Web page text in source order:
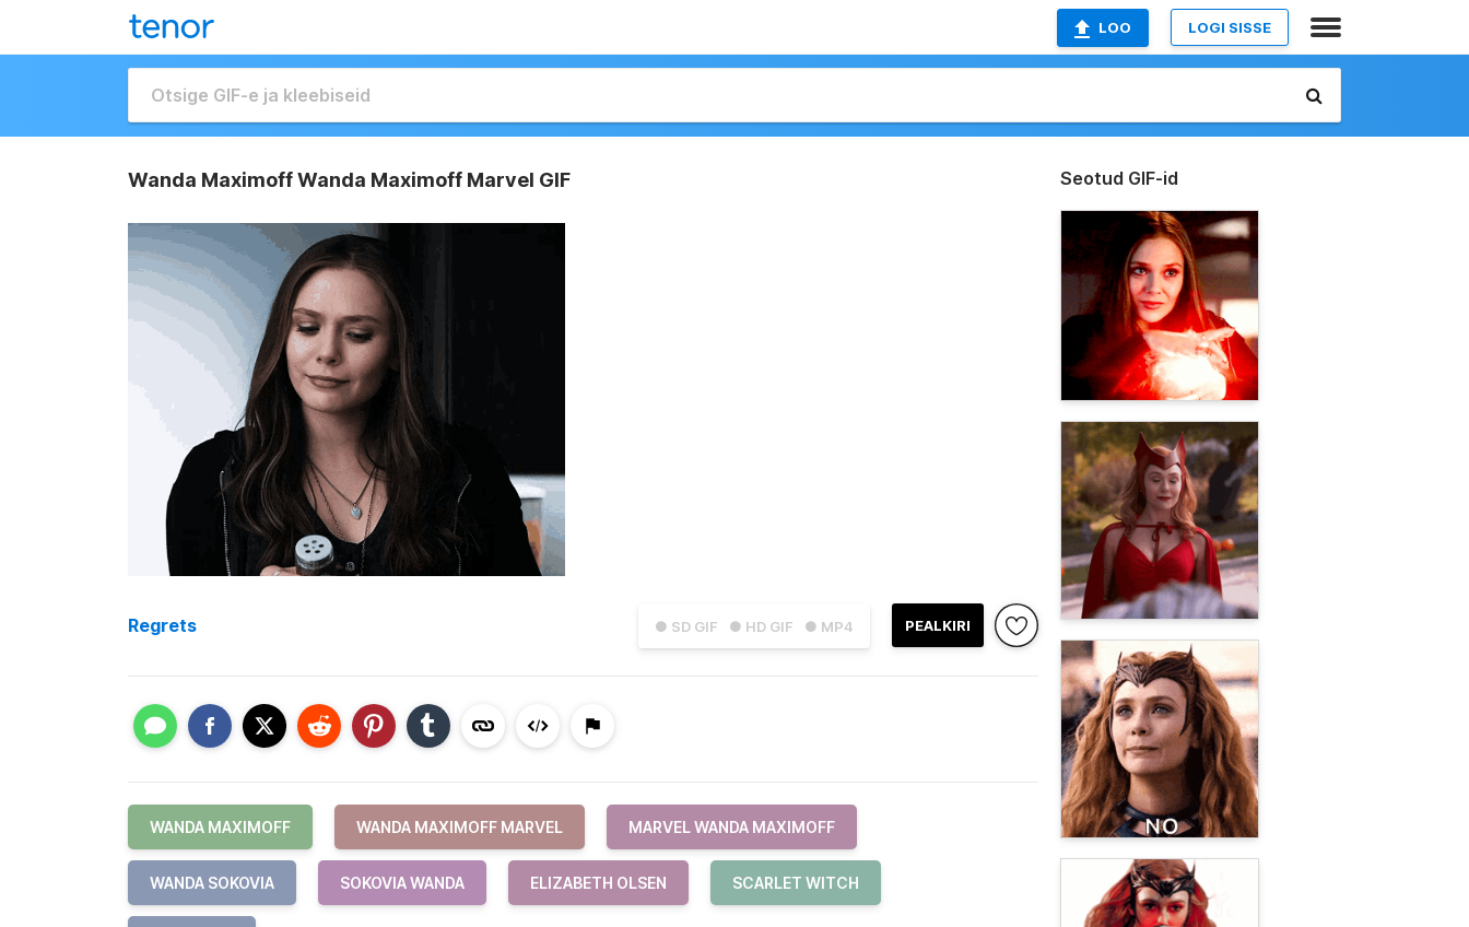
LOO LOGI SISSE
Wanda Maximoff Wanda Maximoff Marvel GIF
● SD GIF ● HD GIF ● MP4 PEALKIRI
Regrets
WANDA MAXIMOFF WANDA MAXIMOFF MARVEL MARVEL WANDA MAXIMOFF
WANDA SOKOVIA SOKOVIA WANDA ELIZABETH OLSEN SCARLET WITCH
Seotud GIF-id